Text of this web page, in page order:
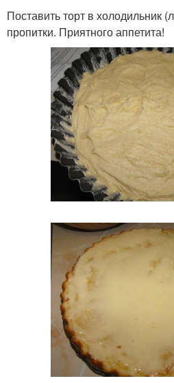
Поставить торт в холодильник
пропитки. Приятного аппетита!